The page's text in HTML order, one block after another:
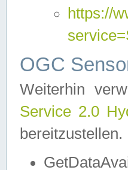
https://
OGC
Weiterhin
Service 2.0